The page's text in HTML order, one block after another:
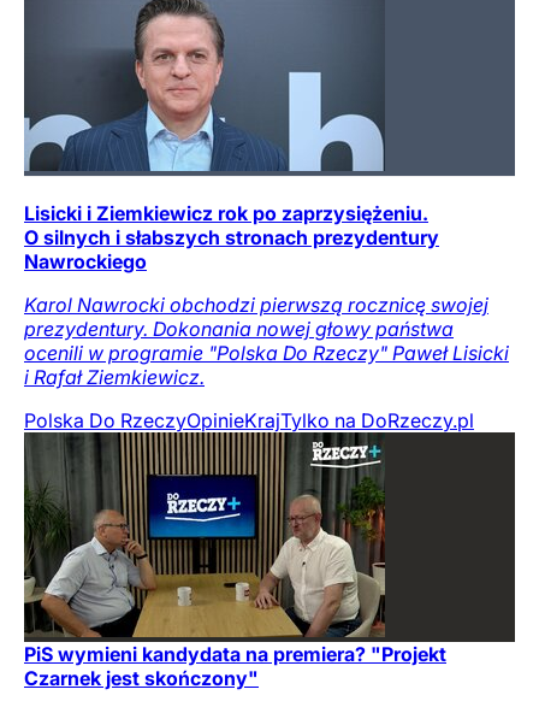
Lisicki i Ziemkiewicz rok po zaprzysiężeniu.
O silnych i słabszych stronach prezydentury
Nawrockiego
Karol Nawrocki obchodzi pierwszą rocznicę swojej
prezydentury. Dokonania nowej głowy państwa
ocenili w programie "Polska Do Rzeczy" Paweł Lisicki
i Rafał Ziemkiewicz.
Polska Do RzeczyOpinieKrajTylko na DoRzeczy.pl
PiS wymieni kandydata na premiera? "Projekt
Czarnek jest skończony"